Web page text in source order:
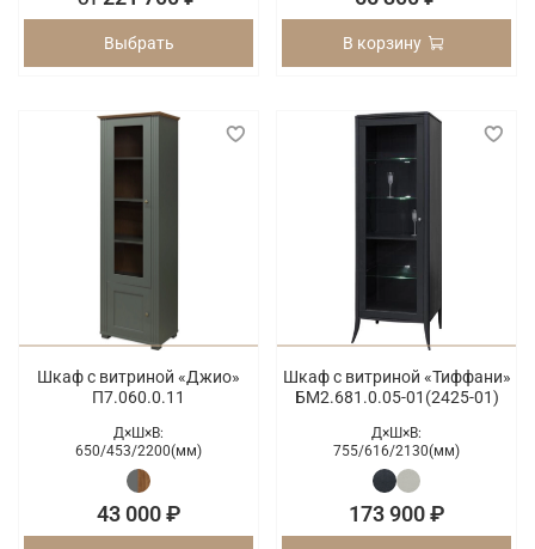
Выбрать В корзину
Шкаф с витриной «Джио»
П7.060.0.11
Д×Ш×В:
650/453/2200(мм)
43 000 ₽
Шкаф с витриной «Тиффани»
БМ2.681.0.05-01(2425-01)
Д×Ш×В:
755/616/2130(мм)
173 900 ₽